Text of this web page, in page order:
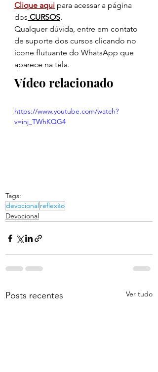
Clique aqui para acessar a página
dos CURSOS.
Qualquer dúvida, entre em contato
de suporte dos cursos clicando no
ícone flutuante do WhatsApp que
aparece na tela.
Vídeo relacionado
https://www.youtube.com/watch?
v=inj_TWhKQG4
Tags:
devocional reflexão
Devocional
Posts recentes Ver tudo